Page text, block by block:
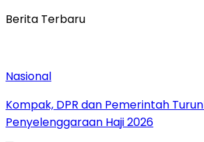
Berita Terbaru
Nasional
Kompak, DPR dan Pemerintah
Penyelenggaraan Haji 2026